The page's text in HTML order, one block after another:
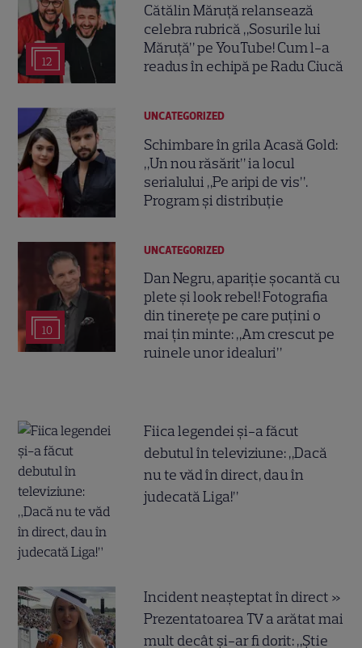
12
Cătălin Măruță relansează
celebra rubrică „Sosurile lui
Măruță” pe YouTube! Cum l-a
readus în echipă pe Radu Ciucă
UNCATEGORIZED
Schimbare în grila Acasă Gold:
„Un nou răsărit” ia locul
serialului „Pe aripi de vis”.
Program și distribuție
10
UNCATEGORIZED
Dan Negru, apariție șocantă cu
plete și look rebel! Fotografia
din tinerețe pe care puțini o
mai țin minte: „Am crescut pe
ruinele unor idealuri”
Fiica legendei și-a făcut
debutul în televiziune: „Dacă
nu te văd în direct, dau în
judecată Liga!”
Incident neașteptat în direct »
Prezentatoarea TV a arătat mai
mult decât și-ar fi dorit: „Știe